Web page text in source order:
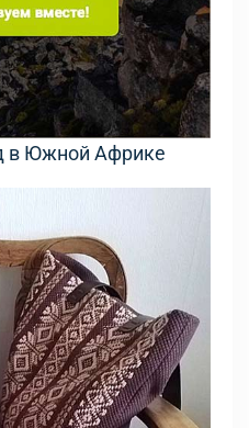
в Южной Африке